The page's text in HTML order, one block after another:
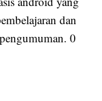
dan
0